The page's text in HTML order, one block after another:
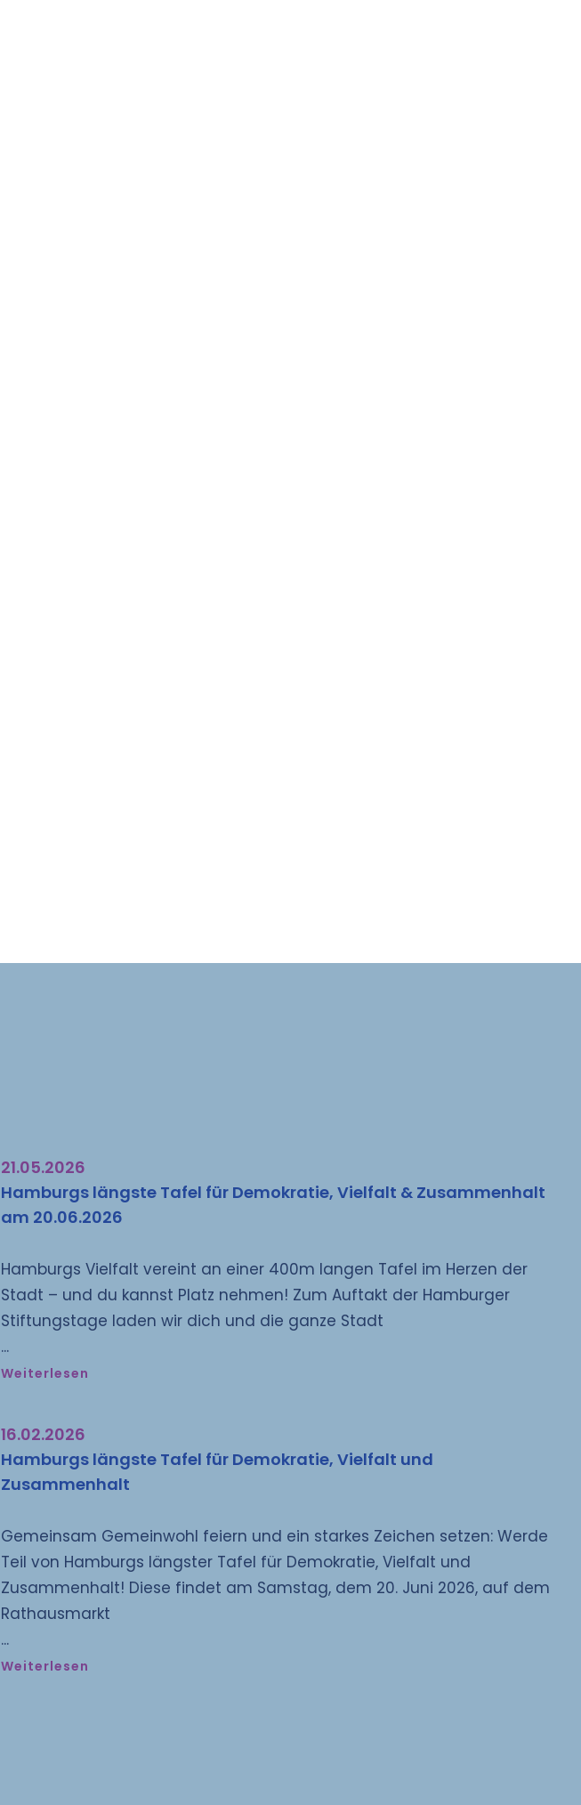
21.05.2026
Hamburgs längste Tafel für Demokratie, Vielfalt & Zusammenhalt
am 20.06.2026
Hamburgs Vielfalt vereint an einer 400m langen Tafel im Herzen der
Stadt – und du kannst Platz nehmen! Zum Auftakt der Hamburger
Stiftungstage laden wir dich und die ganze Stadt
Weiterlesen
16.02.2026
Hamburgs längste Tafel für Demokratie, Vielfalt und
Zusammenhalt
Gemeinsam Gemeinwohl feiern und ein starkes Zeichen setzen: Werde
Teil von Hamburgs längster Tafel für Demokratie, Vielfalt und
Zusammenhalt! Diese findet am Samstag, dem 20. Juni 2026, auf dem
Rathausmarkt
Weiterlesen